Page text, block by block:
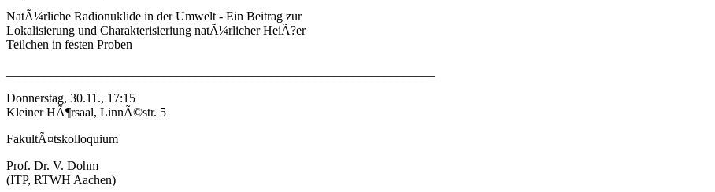
NatÃ¼rliche Radionuklide in der Umwelt - Ein Beitrag zur
Lokalisierung und Charakterisieriung natÃ¼rlicher HeiÃ?er
Teilchen in festen Proben
Donnerstag, 30.11., 17:15
Kleiner HÃ¶rsaal, LinnÃ©str. 5
FakultÃ¤tskolloquium
Prof. Dr. V. Dohm
(ITP, RTWH Aachen)